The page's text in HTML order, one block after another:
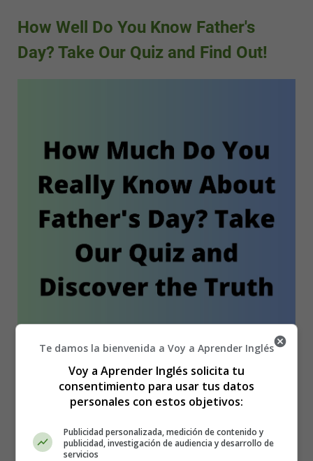
How Well Do You Know Father's
Day? Take Our Quiz and Find Out!
Categoría:World News - Actualidad, noticias
Leer más: How Well Do You Know Father's Day? Take
Te damos la bienvenida a Voy a Aprender Inglés
Voy a Aprender Inglés solicita tu
consentimiento para usar tus datos
personales con estos objetivos:
Publicidad personalizada, medición de contenido y
publicidad, investigación de audiencia y desarrollo de
servicios